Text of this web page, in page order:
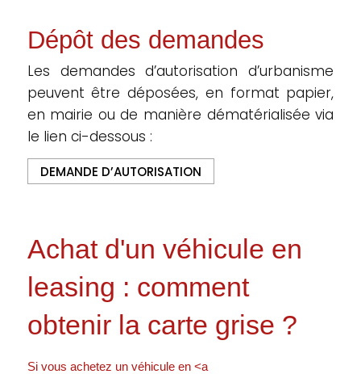
Dépôt des demandes
Les demandes d’autorisation d’urbanisme
peuvent être déposées, en format papier,
en mairie ou de manière dématérialisée via
le lien ci-dessous :
DEMANDE D’AUTORISATION
Achat d'un véhicule en
leasing : comment
obtenir la carte grise ?
Si vous achetez un véhicule en <a